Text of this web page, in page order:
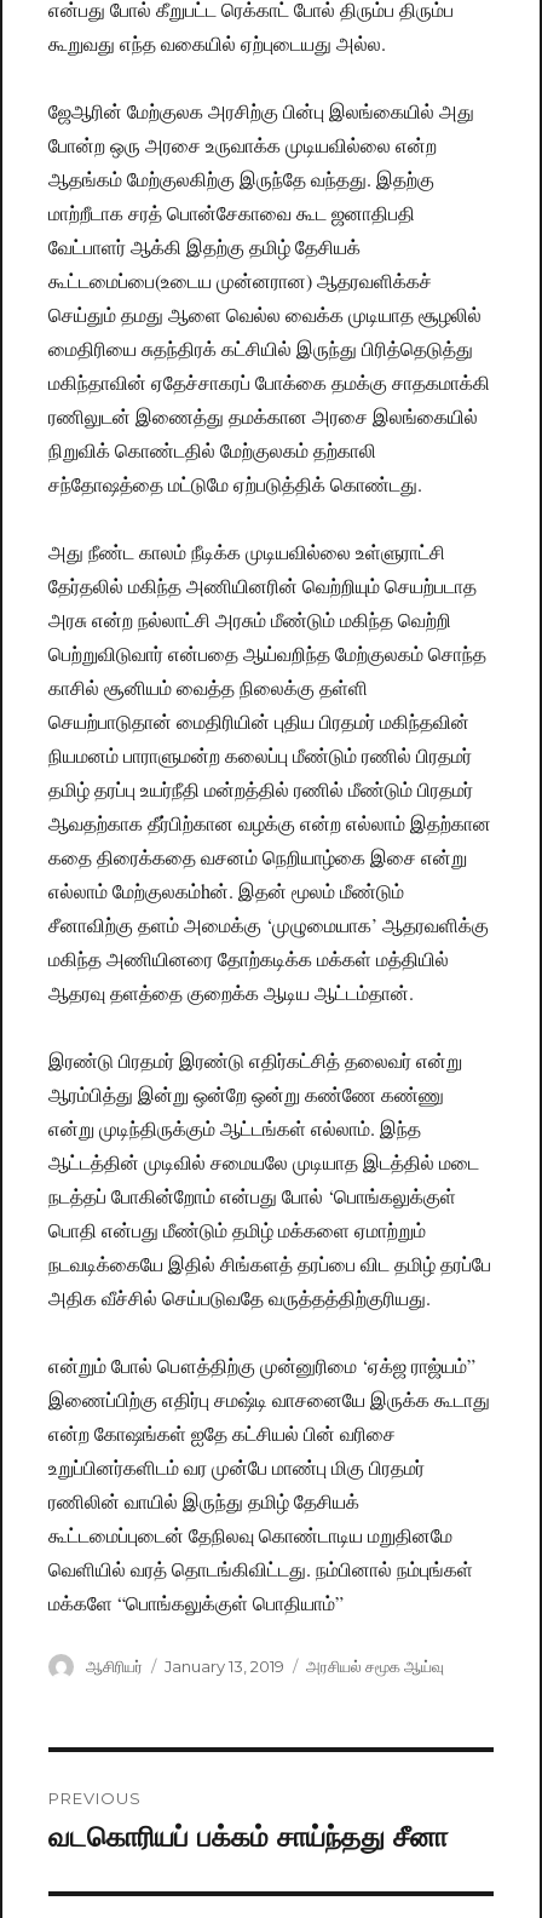
என்பது போல் கீறுபட்ட ரெக்காட் போல் திரும்ப திரும்ப
கூறுவது எந்த வகையில் ஏற்புடையது அல்ல.
ஜேஆரின் மேற்குலக அரசிற்கு பின்பு இலங்கையில் அது
போன்ற ஒரு அரசை உருவாக்க முடியவில்லை என்ற
ஆதங்கம் மேற்குலகிற்கு இருந்தே வந்தது. இதற்கு
மாற்றீடாக சரத் பொன்சேகாவை கூட ஜனாதிபதி
வேட்பாளர் ஆக்கி இதற்கு தமிழ் தேசியக்
கூட்டமைப்பை(உடைய முன்னரான) ஆதரவளிக்கச்
செய்தும் தமது ஆளை வெல்ல வைக்க முடியாத சூழலில்
மைதிரியை சுதந்திரக் கட்சியில் இருந்து பிரித்தெடுத்து
மகிந்தாவின் ஏதேச்சாகரப் போக்கை தமக்கு சாதகமாக்கி
ரணிலுடன் இணைத்து தமக்கான அரசை இலங்கையில்
நிறுவிக் கொண்டதில் மேற்குலகம் தற்காலி
சந்தோஷத்தை மட்டுமே ஏற்படுத்திக் கொண்டது.
அது நீண்ட காலம் நீடிக்க முடியவில்லை உள்ளுராட்சி
தேர்தலில் மகிந்த அணியினரின் வெற்றியும் செயற்படாத
அரசு என்ற நல்லாட்சி அரசும் மீண்டும் மகிந்த வெற்றி
பெற்றுவிடுவார் என்பதை ஆய்வறிந்த மேற்குலகம் சொந்த
காசில் சூனியம் வைத்த நிலைக்கு தள்ளி
செயற்பாடுதான் மைதிரியின் புதிய பிரதமர் மகிந்தவின்
நியமனம் பாராளுமன்ற கலைப்பு மீண்டும் ரணில் பிரதமர்
தமிழ் தரப்பு உயர்நீதி மன்றத்தில் ரணில் மீண்டும் பிரதமர்
ஆவதற்காக தீர்பிற்கான வழக்கு என்ற எல்லாம் இதற்கான
கதை திரைக்கதை வசனம் நெறியாழ்கை இசை என்று
எல்லாம் மேற்குலகம்hன். இதன் மூலம் மீண்டும்
சீனாவிற்கு தளம் அமைக்கு ‘முழுமையாக’ ஆதரவளிக்கு
மகிந்த அணியினரை தோற்கடிக்க மக்கள் மத்தியில்
ஆதரவு தளத்தை குறைக்க ஆடிய ஆட்டம்தான்.
இரண்டு பிரதமர் இரண்டு எதிர்கட்சித் தலைவர் என்று
ஆரம்பித்து இன்று ஒன்றே ஒன்று கண்ணே கண்ணு
என்று முடிந்திருக்கும் ஆட்டங்கள் எல்லாம். இந்த
ஆட்டத்தின் முடிவில் சமையலே முடியாத இடத்தில் மடை
நடத்தப் போகின்றோம் என்பது போல் ‘பொங்கலுக்குள்
பொதி என்பது மீண்டும் தமிழ் மக்களை ஏமாற்றும்
நடவடிக்கையே இதில் சிங்களத் தரப்பை விட தமிழ் தரப்பே
அதிக வீச்சில் செய்படுவதே வருத்தத்திற்குரியது.
என்றும் போல் பௌத்திற்கு முன்னுரிமை ‘ஏக்ஜ ராஜ்யம்”
இணைப்பிற்கு எதிர்பு சமஷ்டி வாசனையே இருக்க கூடாது
என்ற கோஷங்கள் ஐதே கட்சியல் பின் வரிசை
உறுப்பினர்களிடம் வர முன்பே மாண்பு மிகு பிரதமர்
ரணிலின் வாயில் இருந்து தமிழ் தேசியக்
கூட்டமைப்புடைன் தேநிலவு கொண்டாடிய மறுதினமே
வெளியில் வரத் தொடங்கிவிட்டது. நம்பினால் நம்புங்கள்
மக்களே “பொங்கலுக்குள் பொதியாம்”
Author
ஆசிரியர்
Posted
January 13, 2019 Categories
அரசியல் சமூக ஆய்வு
navigation
PREVIOUS
Previous
வடகொரியப் பக்கம் சாய்ந்தது சீனா